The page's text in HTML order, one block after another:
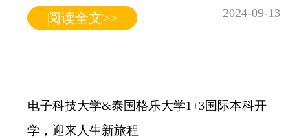
阅读全文>> 2024-09-13
电子科技大学&泰国格乐大学1+3国际本科开
学，迎来人生新旅程